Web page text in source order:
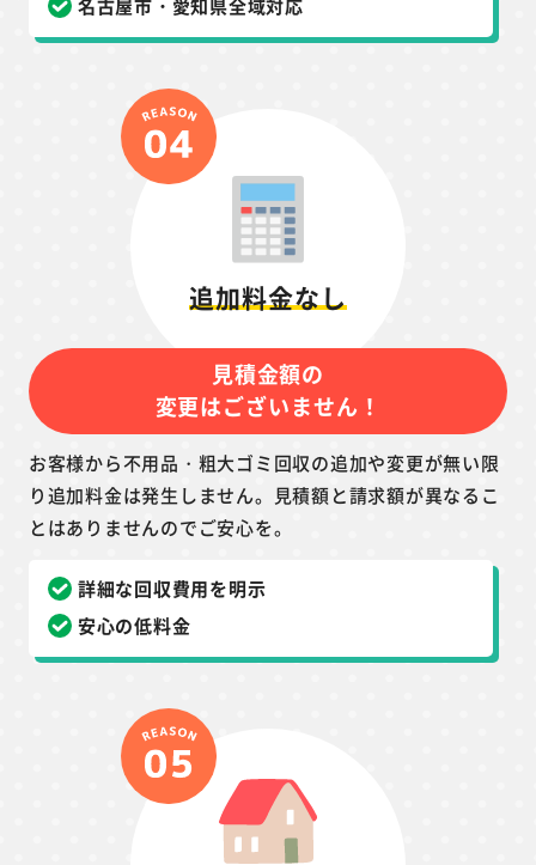
名古屋市・愛知県全域対応
追加料金なし
見積金額の
変更はございません！
お客様から不用品・粗大ゴミ回収の追加や変更が無い限
り追加料金は発生しません。見積額と請求額が異なるこ
とはありませんのでご安心を。
詳細な回収費用を明示
安心の低料金